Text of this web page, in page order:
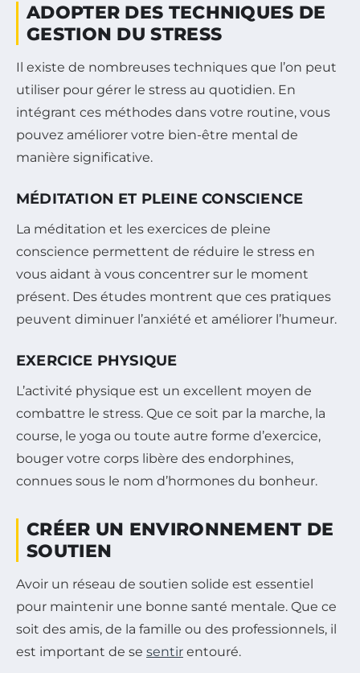
ADOPTER DES TECHNIQUES DE
GESTION DU STRESS
Il existe de nombreuses techniques que l’on peut
utiliser pour gérer le stress au quotidien. En
intégrant ces méthodes dans votre routine, vous
pouvez améliorer votre bien-être mental de
manière significative.
MÉDITATION ET PLEINE CONSCIENCE
La méditation et les exercices de pleine
conscience permettent de réduire le stress en
vous aidant à vous concentrer sur le moment
présent. Des études montrent que ces pratiques
peuvent diminuer l’anxiété et améliorer l’humeur.
EXERCICE PHYSIQUE
L’activité physique est un excellent moyen de
combattre le stress. Que ce soit par la marche, la
course, le yoga ou toute autre forme d’exercice,
bouger votre corps libère des endorphines,
connues sous le nom d’hormones du bonheur.
CRÉER UN ENVIRONNEMENT DE
SOUTIEN
Avoir un réseau de soutien solide est essentiel
pour maintenir une bonne santé mentale. Que ce
soit des amis, de la famille ou des professionnels, il
est important de se sentir entouré.